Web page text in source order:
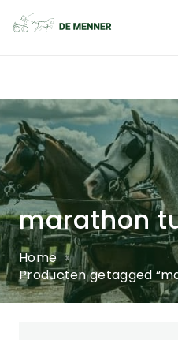
marathon
Home
Producten getagged